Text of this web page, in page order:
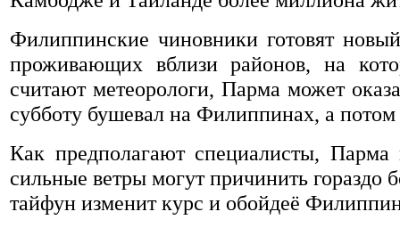
Филиппинские чиновники готовят
проживающих вблизи районов, на
считают метеорологи, Парма может
субботу бушевал на Филиппинах, а
Как предполагают специалисты,
сильные ветры могут причинить
тайфун изменит курс и обойдеё